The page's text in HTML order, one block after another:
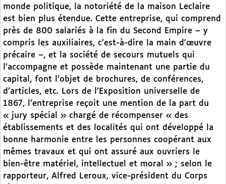
monde politique, la notoriété de la maison Leclaire
est bien plus étendue. Cette entreprise, qui comprend
près de 800 salariés à la fin du Second Empire – y
compris les auxiliaires, c’est-à-dire la main d’œuvre
précaire –, et la société de secours mutuels qui
l’accompagne et possède maintenant une partie du
capital, font l’objet de brochures, de conférences,
d’articles, etc. Lors de l’Exposition universelle de
1867, l’entreprise reçoit une mention de la part du
« jury spécial » chargé de récompenser « des
établissements et des localités qui ont développé la
bonne harmonie entre les personnes coopérant aux
mêmes travaux et qui ont assuré aux ouvriers le
bien-être matériel, intellectuel et moral » ; selon le
rapporteur, Alfred Leroux, vice-président du Corps